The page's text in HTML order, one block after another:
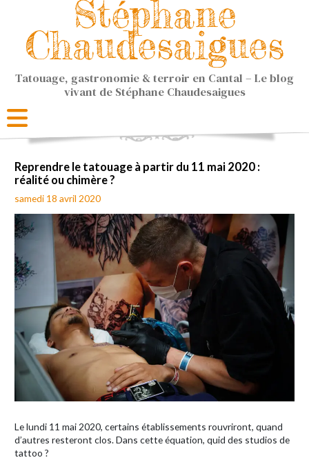
Stéphane
Chaudesaigues
Tatouage, gastronomie & terroir en Cantal – Le blog
vivant de Stéphane Chaudesaigues
Reprendre le tatouage à partir du 11 mai 2020 :
réalité ou chimère ?
samedi 18 avril 2020
Le lundi 11 mai 2020, certains établissements rouvriront, quand
d’autres resteront clos. Dans cette équation, quid des studios de
tattoo ?